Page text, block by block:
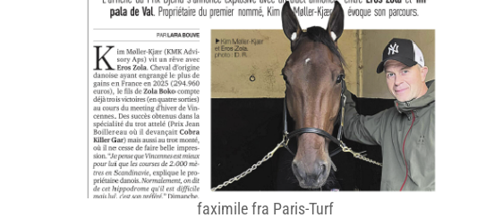
faximile fra Paris-Turf